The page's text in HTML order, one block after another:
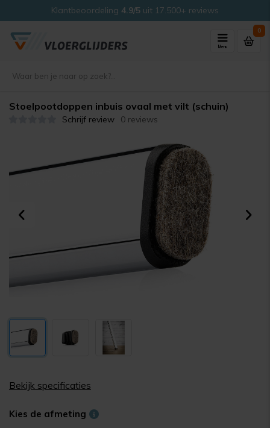
Klantbeoordeling 4.9/5 uit 17.500+ reviews
Menu
0
Stoelpootdoppen inbuis ovaal met vilt (schuin)
Schrijf review 0 reviews
Bekijk specificaties
Kies de afmeting